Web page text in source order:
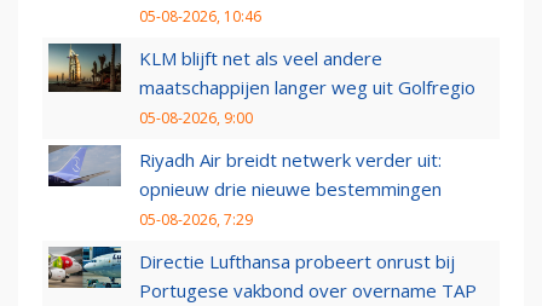
05-08-2026, 10:46
KLM blijft net als veel andere
maatschappijen langer weg uit Golfregio
05-08-2026, 9:00
Riyadh Air breidt netwerk verder uit:
opnieuw drie nieuwe bestemmingen
05-08-2026, 7:29
Directie Lufthansa probeert onrust bij
Portugese vakbond over overname TAP